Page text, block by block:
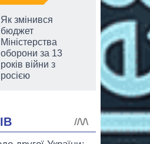
Як змінився
бюджет
Міністерства
оборони за 13
років війни з
росією